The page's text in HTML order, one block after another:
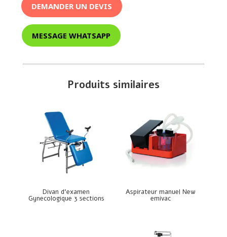
DEMANDER UN DEVIS
MESSAGE WHATSAPP
Produits similaires
Divan d’examen
Gynecologique 3 sections
Aspirateur manuel New
emivac